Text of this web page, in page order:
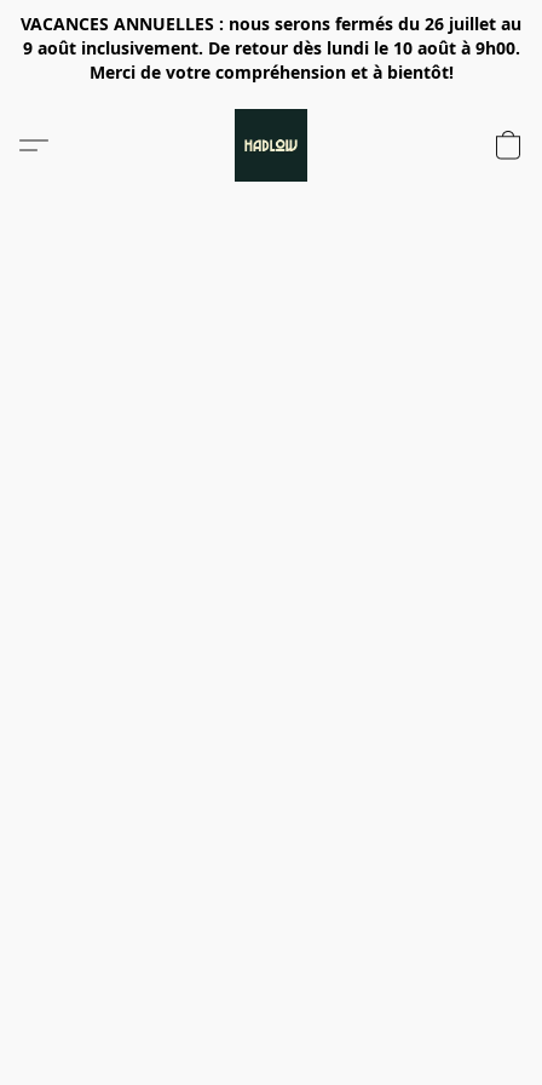
VACANCES ANNUELLES : nous serons fermés du 26 juillet au
9 août inclusivement. De retour dès lundi le 10 août à 9h00.
Merci de votre compréhension et à bientôt!